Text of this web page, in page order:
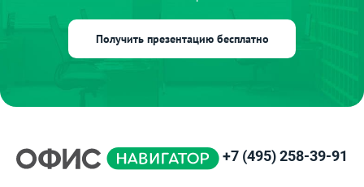
Получить презентацию бесплатно
+7 (495) 258-39-91